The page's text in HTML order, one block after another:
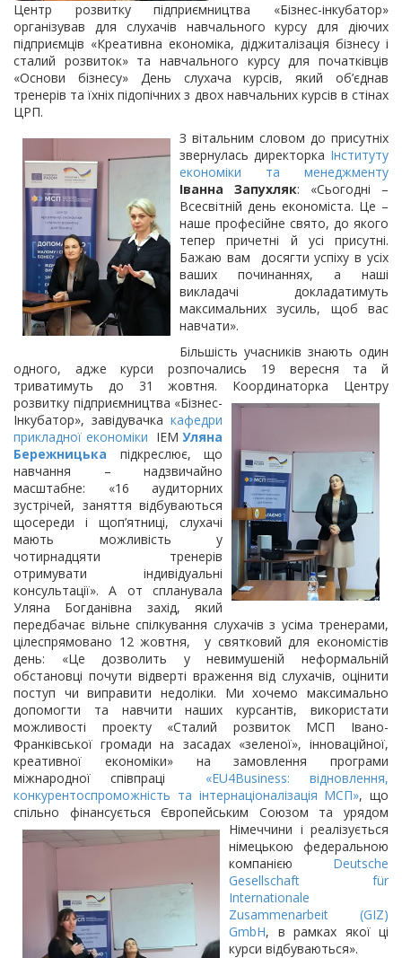
Центр розвитку підприємництва «Бізнес-інкубатор»
організував для слухачів навчального курсу для діючих
підприємців «Креативна економіка, діджиталізація бізнесу і
сталий розвиток» та навчального курсу для початківців
«Основи бізнесу» День слухача курсів, який об’єднав
тренерів та їхніх підопічних з двох навчальних курсів в стінах
ЦРП.
З вітальним словом до присутніх
звернулась директорка Інституту
економіки та менеджменту
Іванна Запухляк: «Сьогодні –
Всесвітній день економіста. Це –
наше професійне свято, до якого
тепер причетні й усі присутні.
Бажаю вам досягти успіху в усіх
ваших починаннях, а наші
викладачі докладатимуть
максимальних зусиль, щоб вас
навчати».
Більшість учасників знають один
одного, адже курси розпочались 19 вересня та й
триватимуть до 31 жовтня. Координаторка Центру
розвитку підприємництва «Бізнес-
Інкубатор», завідувачка кафедри
прикладної економіки ІЕМ Уляна
Бережницька
підкреслює, що
навчання – надзвичайно
масштабне: «16 аудиторних
зустрічей, заняття відбуваються
щосереди і щоп’ятниці, слухачі
мають можливість у
чотирнадцяти тренерів
отримувати індивідуальні
консультації». А от спланувала
Уляна Богданівна захід, який
передбачає вільне спілкування слухачів з усіма тренерами,
цілеспрямовано 12 жовтня, у святковий для економістів
день: «Це дозволить у невимушеній неформальній
обстановці почути відверті враження від слухачів, оцінити
поступ чи виправити недоліки. Ми хочемо максимально
допомогти та навчити наших курсантів, використати
можливості проекту «Сталий розвиток МСП Івано-
Франківської громади на засадах «зеленої», інноваційної,
креативної економіки» на замовлення програми
міжнародної співпраці «EU4Business: відновлення,
конкурентоспроможність та інтернаціоналізація МСП», що
спільно фінансується Європейським Союзом та урядом
Німеччини і реалізується
німецькою федеральною
компанією Deutsche
Gesellschaft für
Internationale
Zusammenarbeit (GIZ)
GmbH, в рамках якої ці
курси відбуваються».